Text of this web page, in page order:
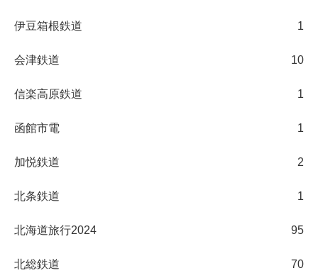
伊豆箱根鉄道 1
会津鉄道 10
信楽高原鉄道 1
函館市電 1
加悦鉄道 2
北条鉄道 1
北海道旅行2024 95
北総鉄道 70